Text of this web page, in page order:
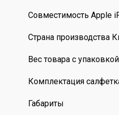
Совместимость Apple
Страна производства
Вес товара с
Комплектация
Габариты